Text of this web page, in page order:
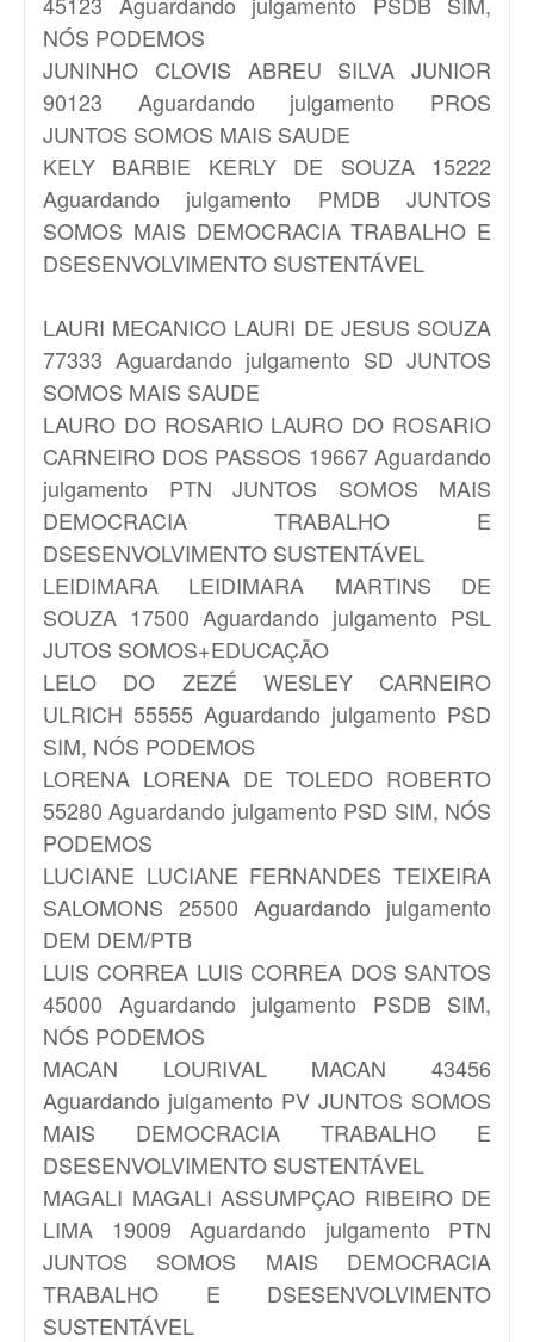
NÓS PODEMOS
JUNINHO CLOVIS ABREU SILVA JUNIOR
90123 Aguardando julgamento PROS
JUNTOS SOMOS MAIS SAUDE
KELY BARBIE KERLY DE SOUZA 15222
Aguardando julgamento PMDB JUNTOS
SOMOS MAIS DEMOCRACIA TRABALHO E
DSESENVOLVIMENTO SUSTENTÁVEL
LAURI MECANICO LAURI DE JESUS SOUZA
77333 Aguardando julgamento SD JUNTOS
SOMOS MAIS SAUDE
LAURO DO ROSARIOLAURO DO ROSARIO
CARNEIRO DOS PASSOS 19667 Aguardando
julgamento PTN JUNTOS SOMOS MAIS
DEMOCRACIA TRABALHO E
DSESENVOLVIMENTO SUSTENTÁVEL
LEIDIMARA LEIDIMARA MARTINS DE
SOUZA 17500 Aguardando julgamento PSL
JUTOS SOMOS+EDUCAÇÃO
LELO DO ZEZÉ WESLEY CARNEIRO
ULRICH 55555 Aguardando julgamento PSD
SIM, NÓS PODEMOS
LORENA LORENA DE TOLEDO ROBERTO
55280 Aguardando julgamento PSD SIM, NÓS
PODEMOS
LUCIANE LUCIANE FERNANDES TEIXEIRA
SALOMONS 25500 Aguardando julgamento
DEM DEM/PTB
LUIS CORREA LUIS CORREA DOS SANTOS
45000 Aguardando julgamento PSDB SIM,
NÓS PODEMOS
MACAN LOURIVAL MACAN 43456
Aguardando julgamento PV JUNTOS SOMOS
MAIS DEMOCRACIA TRABALHO E
DSESENVOLVIMENTO SUSTENTÁVEL
MAGALI MAGALI ASSUMPÇAO RIBEIRO DE
LIMA 19009 Aguardando julgamento PTN
JUNTOS SOMOS MAIS DEMOCRACIA
TRABALHO E DSESENVOLVIMENTO
SUSTENTÁVEL